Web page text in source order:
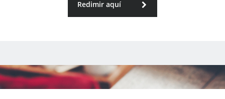
Redimir aquí